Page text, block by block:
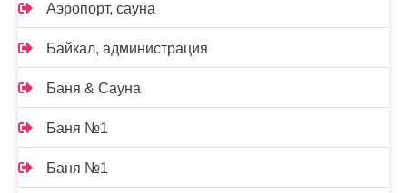
Аэропорт, сауна
Байкал, администрация
Баня & Сауна
Баня №1
Баня №1